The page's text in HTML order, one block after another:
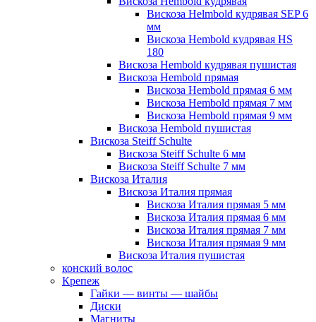
Вискоза Helmbold кудрявая SEP 6
мм
Вискоза Hembold кудрявая HS
180
Вискоза Hembold кудрявая пушистая
Вискоза Hembold прямая
Вискоза Hembold прямая 6 мм
Вискоза Hembold прямая 7 мм
Вискоза Hembold прямая 9 мм
Вискоза Hembold пушистая
Вискоза Steiff Schulte
Вискоза Steiff Schulte 6 мм
Вискоза Steiff Schulte 7 мм
Вискоза Италия
Вискоза Италия прямая
Вискоза Италия прямая 5 мм
Вискоза Италия прямая 6 мм
Вискоза Италия прямая 7 мм
Вискоза Италия прямая 9 мм
Вискоза Италия пушистая
конский волос
Крепеж
Гайки — винты — шайбы
Диски
Магниты